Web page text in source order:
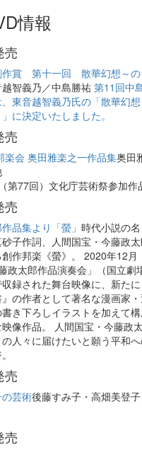
情報
売
作賞 第十一回 散華幻想～の
越智義乃／中島勝祐第11回中
東音越智義乃氏の「散華幻想
に決定いたしました。
売
楽会 奥田雅楽之一作品集奥田
第77回）文化庁芸術祭参加作
売
品集より「螢」時代小説の名
子作詞、人間国宝・今藤政
作邦楽《螢》。 2020年12月
政太郎作品演奏会」（国立劇
録された舞台映像に、新たに
』の作者として著名な漫画家
き下ろしイラストを加えて
映像作品。 人間国宝・今藤政
人々に届けたいと願う平和
売
芸術後藤すみ子・高畑美登子
売